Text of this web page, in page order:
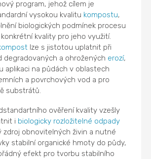
program, jehož cílem je
vysokou kvalitu kompostu,
biologických podmínek procesu
kvality pro jeho využití.
lze s jistotou uplatnit při
degradovaných a ohrožených erozí,
aplikaci na půdách v oblastech
a povrchových vod a pro
substrátů.
ověření kvality vzešly
i biologicky rozložitelné odpady
zdroj obnovitelných živin a nutné
stabilní organické hmoty do půdy,
efekt pro tvorbu stabilního